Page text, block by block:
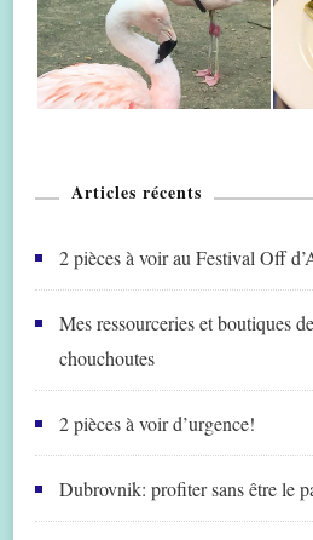
Articles récents
2 pièces à voir au Festival Off
Mes ressourceries et boutiques
chouchoutes
2 pièces à voir d’urgence!
Dubrovnik: profiter sans être le